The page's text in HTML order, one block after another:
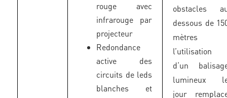
rouge avec
infrarouge par
projecteur
Redondance
active des
circuits de leds
blanches et
obstacles
dessous de
mètres
l’utilisation
d‘un
lumineux
jour